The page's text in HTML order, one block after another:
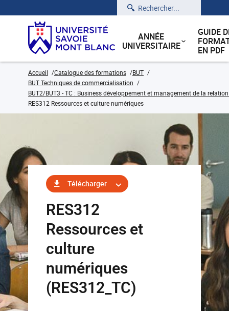
Rechercher
ANNÉE
UNIVERSITAIRE
GUIDE
EN PDF
Accueil Catalogue des formations
BUT
BUT Techniques de commercialisation
BUT2/BUT3 - TC : Business développement et management de la
RES312 Ressources et culture numériques
Télécharger
RES312
Ressources et
culture
numériques
(RES312_TC)